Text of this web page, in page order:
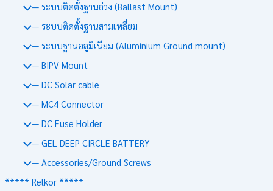
— ระบบติดตั้งฐานถ่วง (Ballast Mount)
— ระบบติดตั้งฐานสามเหลี่ยม
— ระบบฐานอลูมิเนียม (Aluminium Ground mount)
— BIPV Mount
— DC Solar cable
— MC4 Connector
— DC Fuse Holder
— GEL DEEP CIRCLE BATTERY
— Accessories/Ground Screws
***** Relkor *****